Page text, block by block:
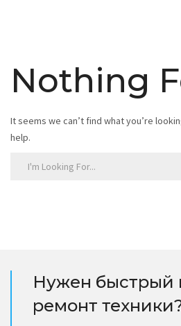
Nothing
It seems we can’t find what you’re
help.
Нужен быстрый
ремонт